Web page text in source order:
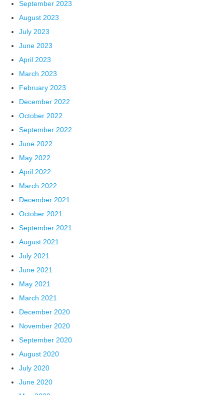
September 2023
August 2023
July 2023
June 2023
April 2023
March 2023
February 2023
December 2022
October 2022
September 2022
June 2022
May 2022
April 2022
March 2022
December 2021
October 2021
September 2021
August 2021
July 2021
June 2021
May 2021
March 2021
December 2020
November 2020
September 2020
August 2020
July 2020
June 2020